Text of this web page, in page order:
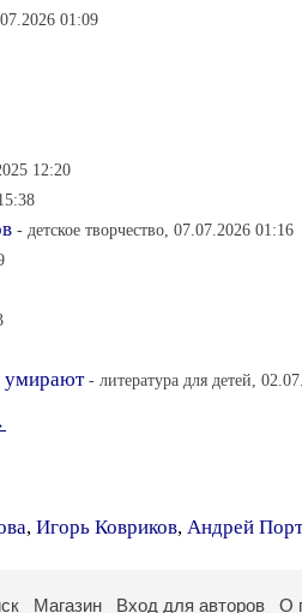
01:09
12:20
- детское творчество, 07.07.2026 01:16
умирают - литература для детей,
, Игорь Ковриков, Андрей
Магазин Вход для авторов О